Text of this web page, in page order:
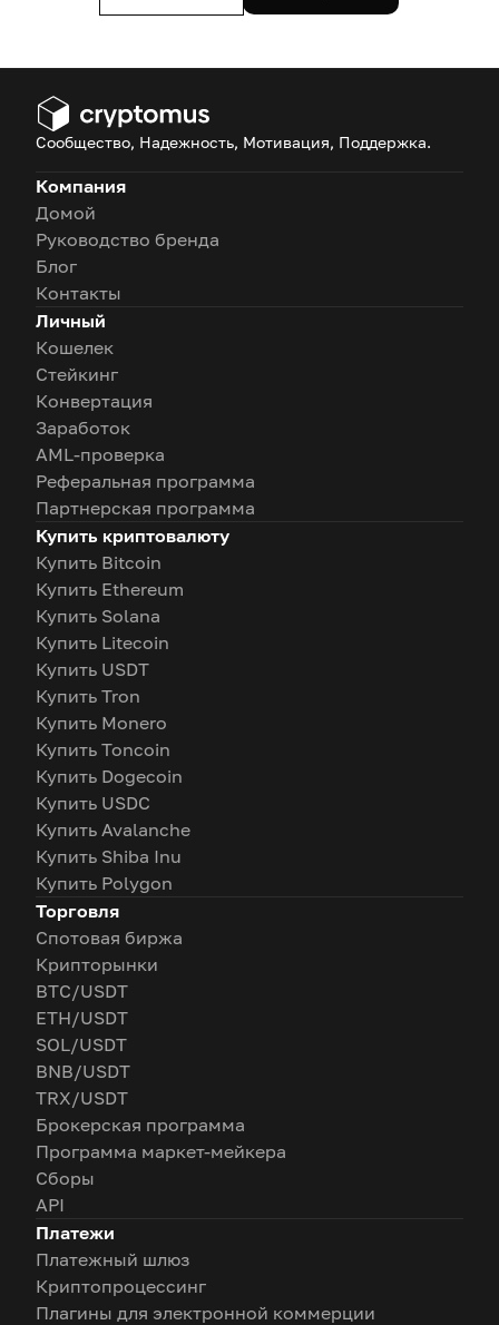
Сообщество, Надежность, Мотивация, Поддержка.
Компания
Домой
Руководство бренда
Блог
Контакты
Личный
Кошелек
Стейкинг
Конвертация
Заработок
AML-проверка
Реферальная программа
Партнерская программа
Купить криптовалюту
Купить Bitcoin
Купить Ethereum
Купить Solana
Купить Litecoin
Купить USDT
Купить Tron
Купить Monero
Купить Toncoin
Купить Dogecoin
Купить USDC
Купить Avalanche
Купить Shiba Inu
Купить Polygon
Торговля
Спотовая биржа
Крипторынки
BTC/USDT
ETH/USDT
SOL/USDT
BNB/USDT
TRX/USDT
Брокерская программа
Программа маркет-мейкера
Сборы
API
Платежи
Платежный шлюз
Криптопроцессинг
Плагины для электронной коммерции